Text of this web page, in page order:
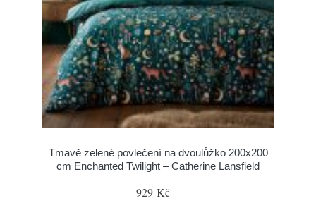
Tmavě zelené povlečení na dvoulůžko 200x200
cm Enchanted Twilight – Catherine Lansfield
929 Kč